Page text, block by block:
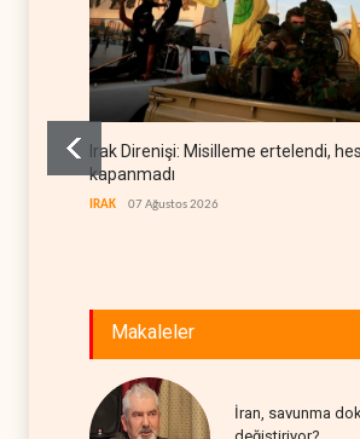
Irak Direnişi: Misilleme ertelendi,
kapanmadı
IRAK 07 Ağustos 2026
Makaleler
İran, savunma